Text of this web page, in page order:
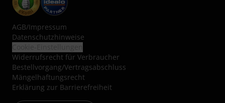
AGB/Impressum
Datenschutzhinweise
Widerrufsrecht für Verbraucher
Bestellvorgang/Vertragsabschluss
Mängelhaftungsrecht
Erklärung zur Barrierefreiheit